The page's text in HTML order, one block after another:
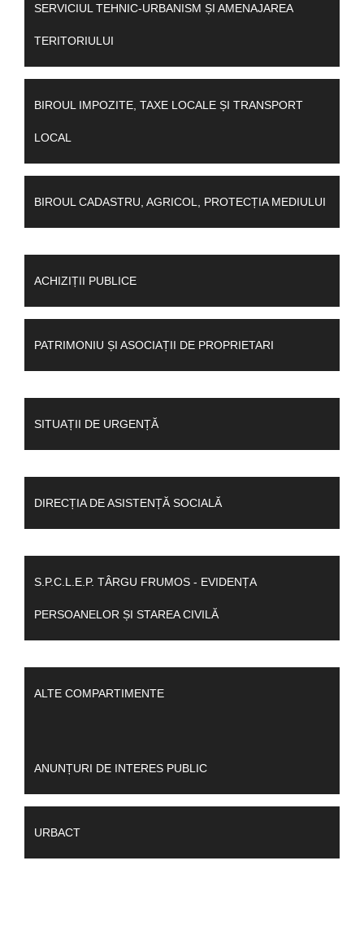
SERVICIUL TEHNIC-URBANISM ȘI AMENAJAREA
TERITORIULUI
BIROUL IMPOZITE, TAXE LOCALE ȘI TRANSPORT
LOCAL
BIROUL CADASTRU, AGRICOL, PROTECȚIA MEDIULUI
ACHIZIȚII PUBLICE
PATRIMONIU ȘI ASOCIAȚII DE PROPRIETARI
SITUAȚII DE URGENȚĂ
DIRECȚIA DE ASISTENȚĂ SOCIALĂ
S.P.C.L.E.P. TÂRGU FRUMOS - EVIDENȚA
PERSOANELOR ȘI STAREA CIVILĂ
ALTE COMPARTIMENTE
ANUNȚURI DE INTERES PUBLIC
URBACT